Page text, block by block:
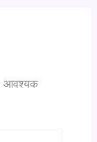
आवश्यक